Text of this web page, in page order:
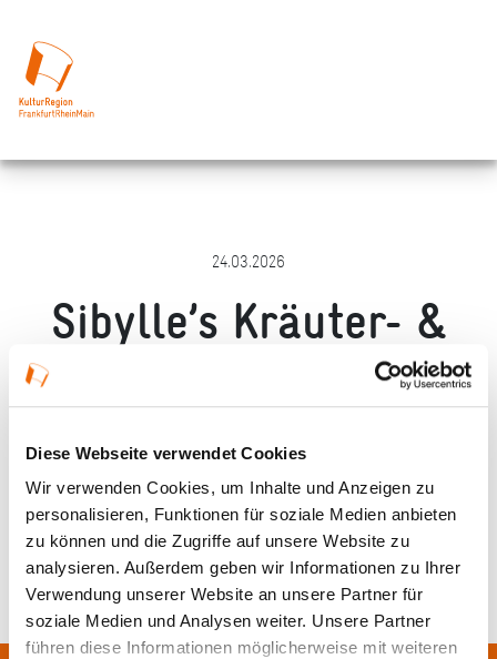
Diese Webseite verwendet Cookies
Wir verwenden Cookies, um Inhalte und Anzeigen zu
personalisieren, Funktionen für soziale Medien anbieten
zu können und die Zugriffe auf unsere Website zu
analysieren. Außerdem geben wir Informationen zu Ihrer
Verwendung unserer Website an unsere Partner für
soziale Medien und Analysen weiter. Unsere Partner
führen diese Informationen möglicherweise mit weiteren
24.03.2026
Sibylle’s Kräuter- &
Merken Teilen